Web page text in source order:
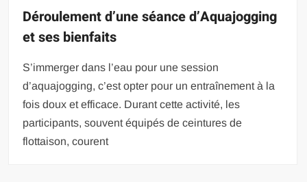
Déroulement d’une séance d’Aquajogging
et ses bienfaits
S’immerger dans l’eau pour une session
d’aquajogging, c’est opter pour un entraînement à la
fois doux et efficace. Durant cette activité, les
participants, souvent équipés de ceintures de
flottaison, courent